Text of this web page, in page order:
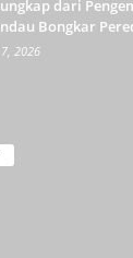
dari
Bongkar
2026